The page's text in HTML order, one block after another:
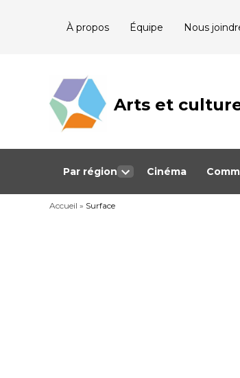
À propos Équipe Nous
Arts et
Journalisme
Québec
Par région
dropdown
Cinéma
Accueil » Surface